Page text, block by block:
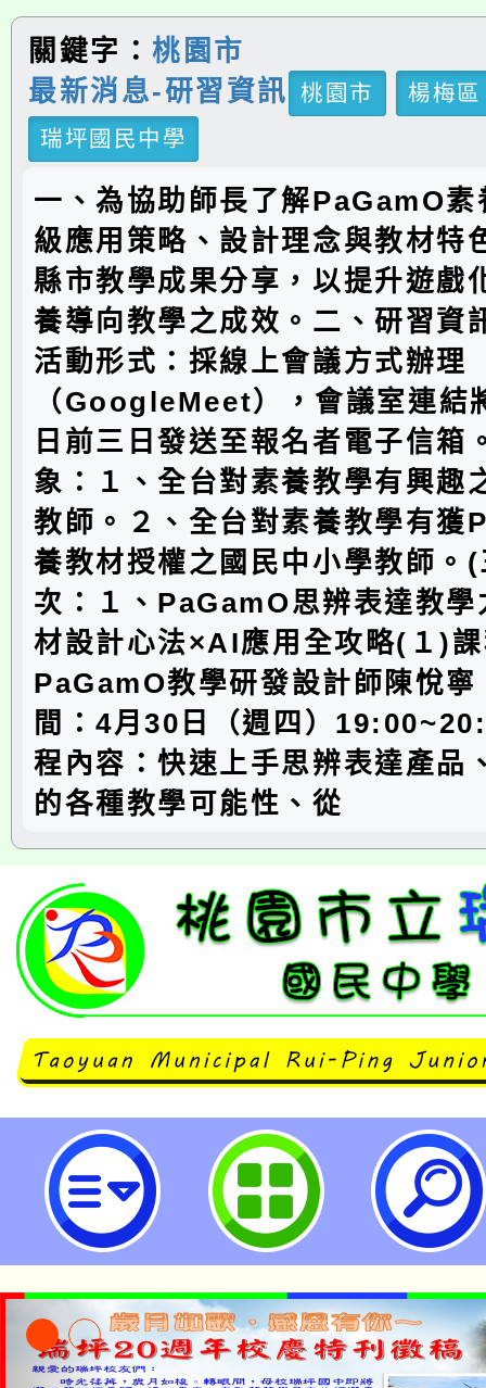
關鍵字：桃園市
最新消息-研習資訊
桃園市
楊梅區
瑞坪國民中學
一、為協助師長了解PaGamO素
級應用策略、設計理念與教材特
縣市教學成果分享，以提升遊戲
養導向教學之成效。二、研習資
活動形式：採線上會議方式辦理
（GoogleMeet），會議室連結
日前三日發送至報名者電子信箱
象：１、全台對素養教學有興趣
教師。２、全台對素養教學有獲
養教材授權之國民中小學教師。
次：１、PaGamO思辨表達教學
材設計心法×AI應用全攻略(１)
PaGamO教學研發設計師陳悅
間：4月30日（週四）
程內容：快速上手思辨表達產品
的各種教學可能性、從
PaGamO 「投出素養超素球！王
大公開！」線上研習-桃園市立瑞